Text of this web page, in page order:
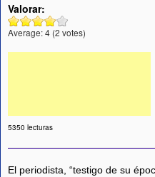
Valorar:
Average:4 (2 votes)
5350 lecturas
El periodista, “testigo de su